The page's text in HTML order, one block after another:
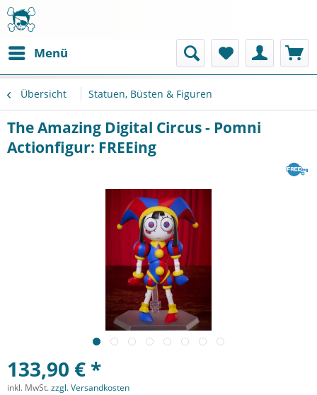
Menü
Übersicht Statuen, Büsten & Figuren
The Amazing Digital Circus - Pomni
Actionfigur: FREEing
133,90 € *
inkl. MwSt.zzgl. Versandkosten